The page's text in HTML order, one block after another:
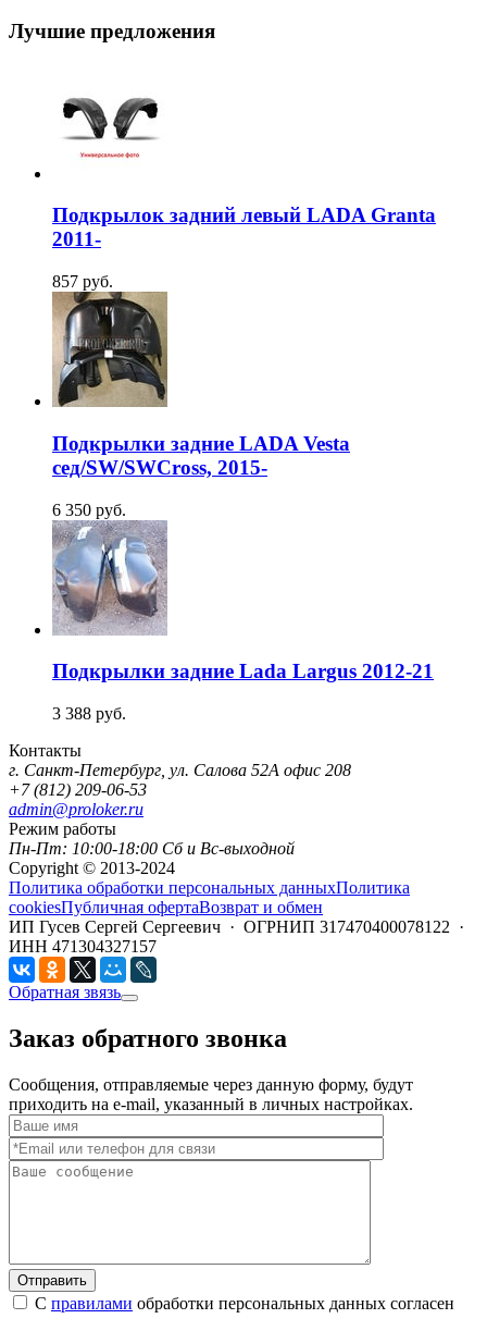
Лучшие предложения
Подкрылок задний левый LADA Granta
2011-
857 руб.
Подкрылки задние LADA Vesta
сед/SW/SWCross, 2015-
6 350 руб.
Подкрылки задние Lada Largus 2012-21
3 388 руб.
Контакты
г. Санкт-Петербург, ул. Салова 52А офис 208
+7 (812) 209-06-53
admin@proloker.ru
Режим работы
Пн-Пт: 10:00-18:00 Сб и Вс-выходной
Copyright © 2013-2024
Политика обработки персональных данныхПолитика
cookiesПубличная офертаВозврат и обмен
ИП Гусев Сергей Сергеевич · ОГРНИП 317470400078122 ·
ИНН 471304327157
Обратная звязь
Заказ обратного звонка
Сообщения, отправляемые через данную форму, будут
приходить на e-mail, указанный в личных настройках.
Отправить
С правилами обработки персональных данных согласен